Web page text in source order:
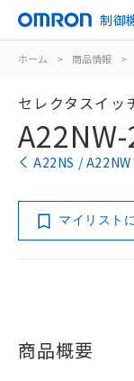
制御
ホーム > 商品情報 >
セレクタスイッ
A22NS /
マイリスト
商品概要